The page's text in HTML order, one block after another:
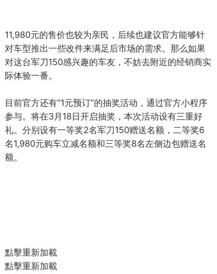
11,980元的售价也较为亲民，后续也建议官方能够针
对车型推出一些改件来满足后市场的需求。那么如果
对这台军刀150感兴趣的车友，不妨去附近的经销商实
际体验一番。
目前官方还有“1元预订”的抽奖活动，通过官方小程序
参与。将在3月18日开启抽奖，本次活动设有三重好
礼。分别设有一等奖2名军刀150赠送名额，二等奖6
名1,980元购车立减名额和三等奖8名左侧边包赠送名
额。
點擊重新加載
點擊重新加載